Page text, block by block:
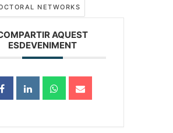
NETWORKS
AQUEST
ESDEVENIMENT